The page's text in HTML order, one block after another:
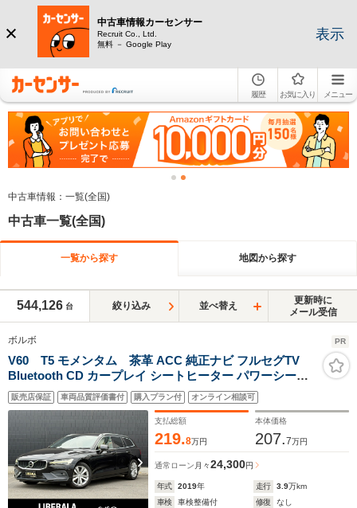
中古車情報カーセンサー
Recruit Co., Ltd.
無料 － Google Play
表示
履歴 お気に入り メニュー
中古車情報：一覧(全国)
中古車一覧(全国)
一覧から探す 地図から探す
544,126 台 絞り込み 並べ替え
更新時に
メール受信
ボルボ PR
V60 T5 モメンタム 茶革 ACC 純正ナビ フルセグTV
Bluetooth CD カープレイ シートヒーター パワーシート
パワーバックドア パーキングアシストバックカメラ LED
ヘッドライト 純正17インチAW ドライブレコーダー ETC
販売店保証 車両品質評価書付 購入プラン付 オンライン相談可
支払総額
219.8万円
本体価格
207.7万円
通常ローン 月々24,300円
年式 2019年 走行 3.9万km
車検
車検整備付 修復
なし